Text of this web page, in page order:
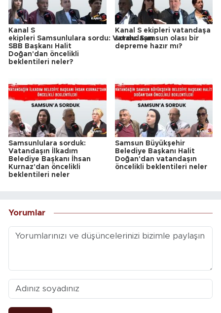
Kanal S
ekipleri Samsunlulara sordu: Vatandaşın
SBB Başkanı Halit
Doğan'dan öncelikli
beklentileri neler?
Kanal S ekipleri vatandaşa
sordu: Samsun olası bir
depreme hazır mı?
Samsunlulara sorduk:
Vatandaşın İlkadım
Belediye Başkanı İhsan
Kurnaz'dan öncelikli
beklentileri neler
Samsun Büyükşehir
Belediye Başkanı Halit
Doğan'dan vatandaşın
öncelikli beklentileri neler
Yorumlar